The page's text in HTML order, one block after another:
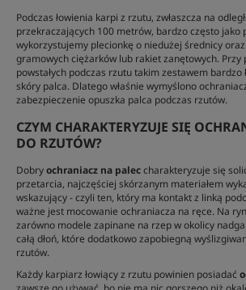
Podczas łowienia karpi z rzutu, zwłaszcza na
przekraczających 100 metrów, bardzo często jako
wykorzystujemy plecionkę o niedużej średnicy
gramowych ciężarków lub rakiet zanętowych. Przy
powstałych podczas rzutu takim zestawem bardzo
skóry palca. Dlatego właśnie wymyślono
zabezpieczenie opuszka palca podczas rzutów.
CZYM CHARAKTERYZUJE SIĘ
DO RZUTÓW?
Dobryochraniacz na paleccharakteryzuje się
przetarcia, najczęściej skórzanym materiałem
wskazujący - czyli ten, który ma kontakt z linką
ważne jest mocowanie ochraniacza na ręce. Na
zarówno modele zapinane na rzep w okolicy
całą dłoń, które dodatkowo zapobiegną
rzutów.
Każdy karpiarz łowiący z rzutu powinien posiadać